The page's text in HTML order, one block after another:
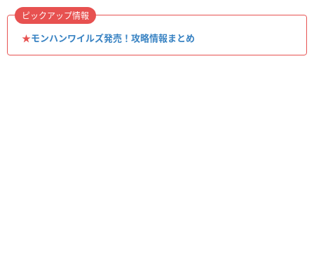
★モンハンワイルズ発売！攻略情報まとめ
ピックアップ情報